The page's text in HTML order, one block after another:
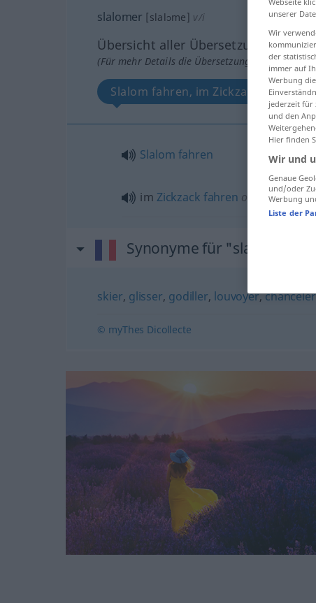
slalomer [slalɔme] v/i
Übersicht aller Übersetzungen
(Für mehr Details die Übersetzung anklicken/
Slalom fahren, im Zickzack fahren
Slalom fahren
im Zickzack fahren ou gehen
Synonyme für "slalomer"
skier, glisser, godiller, louvoyer,chanceler
© myThes Dicollecte
unserer
Wir
der
immer auf
Werbung
jederzeit für
und den
Hier finden
Wir und
Genaue
und/oder
Werbung
Liste der